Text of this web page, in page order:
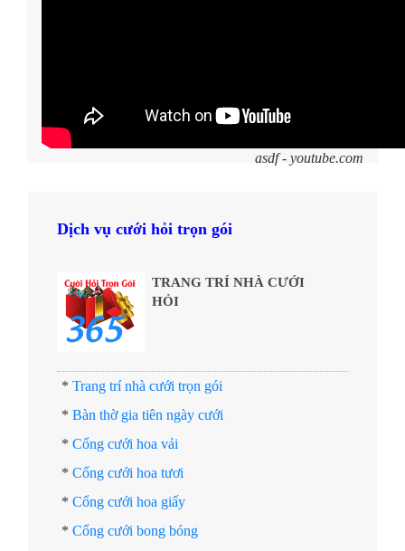
asdf - youtube.com
Dịch vụ cưới hỏi trọn gói
TRANG TRÍ NHÀ CƯỚI
HỎI
* Trang trí nhà cưới trọn gói
* Bàn thờ gia tiên ngày cưới
* Cổng cưới hoa vải
* Cổng cưới hoa tươi
* Cổng cưới hoa giấy
* Cổng cưới bong bóng